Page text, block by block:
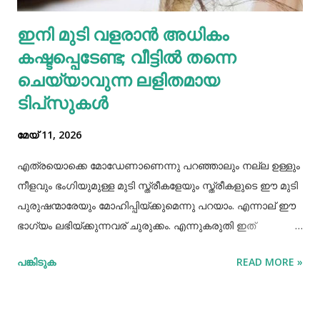
എല്ലാത്തരം തിനയും പോഷകസമൃദ്ധമാണെങ്കിലും, റാഗിക്ക്
ചില പ്രത്യേക ഗുണങ്ങളുണ്ട്. റാഗി ഗ്ലൂറ്റൻ രഹിതവും
പ്രോട്ടീനാൽ സമ്പുഷ്ടവുമാണ്. മറ്റ് തിനകളേക്കാൾ കൂടുതൽ
കാൽസ്യ...
ഇനി മുടി വളരാൻ അധികം
കഷ്ടപ്പെടേണ്ട; വീട്ടിൽ തന്നെ
ചെയ്യാവുന്ന ലളിതമായ
ടിപ്‌സുകൾ
മേയ് 11, 2026
എത്രയൊക്കെ മോഡേണാണെന്നു പറഞ്ഞാലും നല്ല ഉള്ളും
നീളവും ഭംഗിയുമുള്ള മുടി സ്ത്രീകളേയും സ്ത്രീകളുടെ ഈ മുടി
പുരുഷന്മാരേയും മോഹിപ്പിയ്ക്കുമെന്നു പറയാം. എന്നാല് ഈ
ഭാഗ്യം ലഭിയ്ക്കുന്നവര് ചുരുക്കം. എന്നുകരുതി ഇത്
സഹായിക്കുന്ന ചില വഴികളെക്കുറിച്ചറിയൂ,മുടി വളര്‍ച്ചയ്ക്ക്
പങ്കിടുക READ MORE »